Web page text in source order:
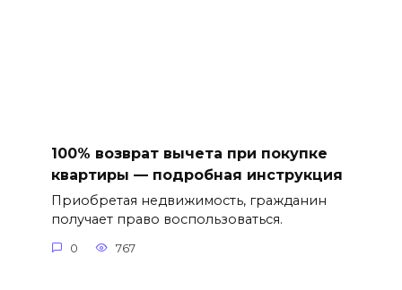
100% возврат вычета при покупке
квартиры — подробная инструкция
Приобретая недвижимость, гражданин
получает право воспользоваться.
0 767